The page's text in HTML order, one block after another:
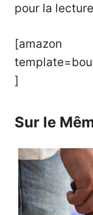
pour la
[amazon
]
Sur le